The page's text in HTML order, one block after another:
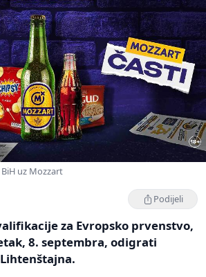
uz Mozzart
Podijeli
za Evropsko prvenstvo,
8. septembra, odigrati